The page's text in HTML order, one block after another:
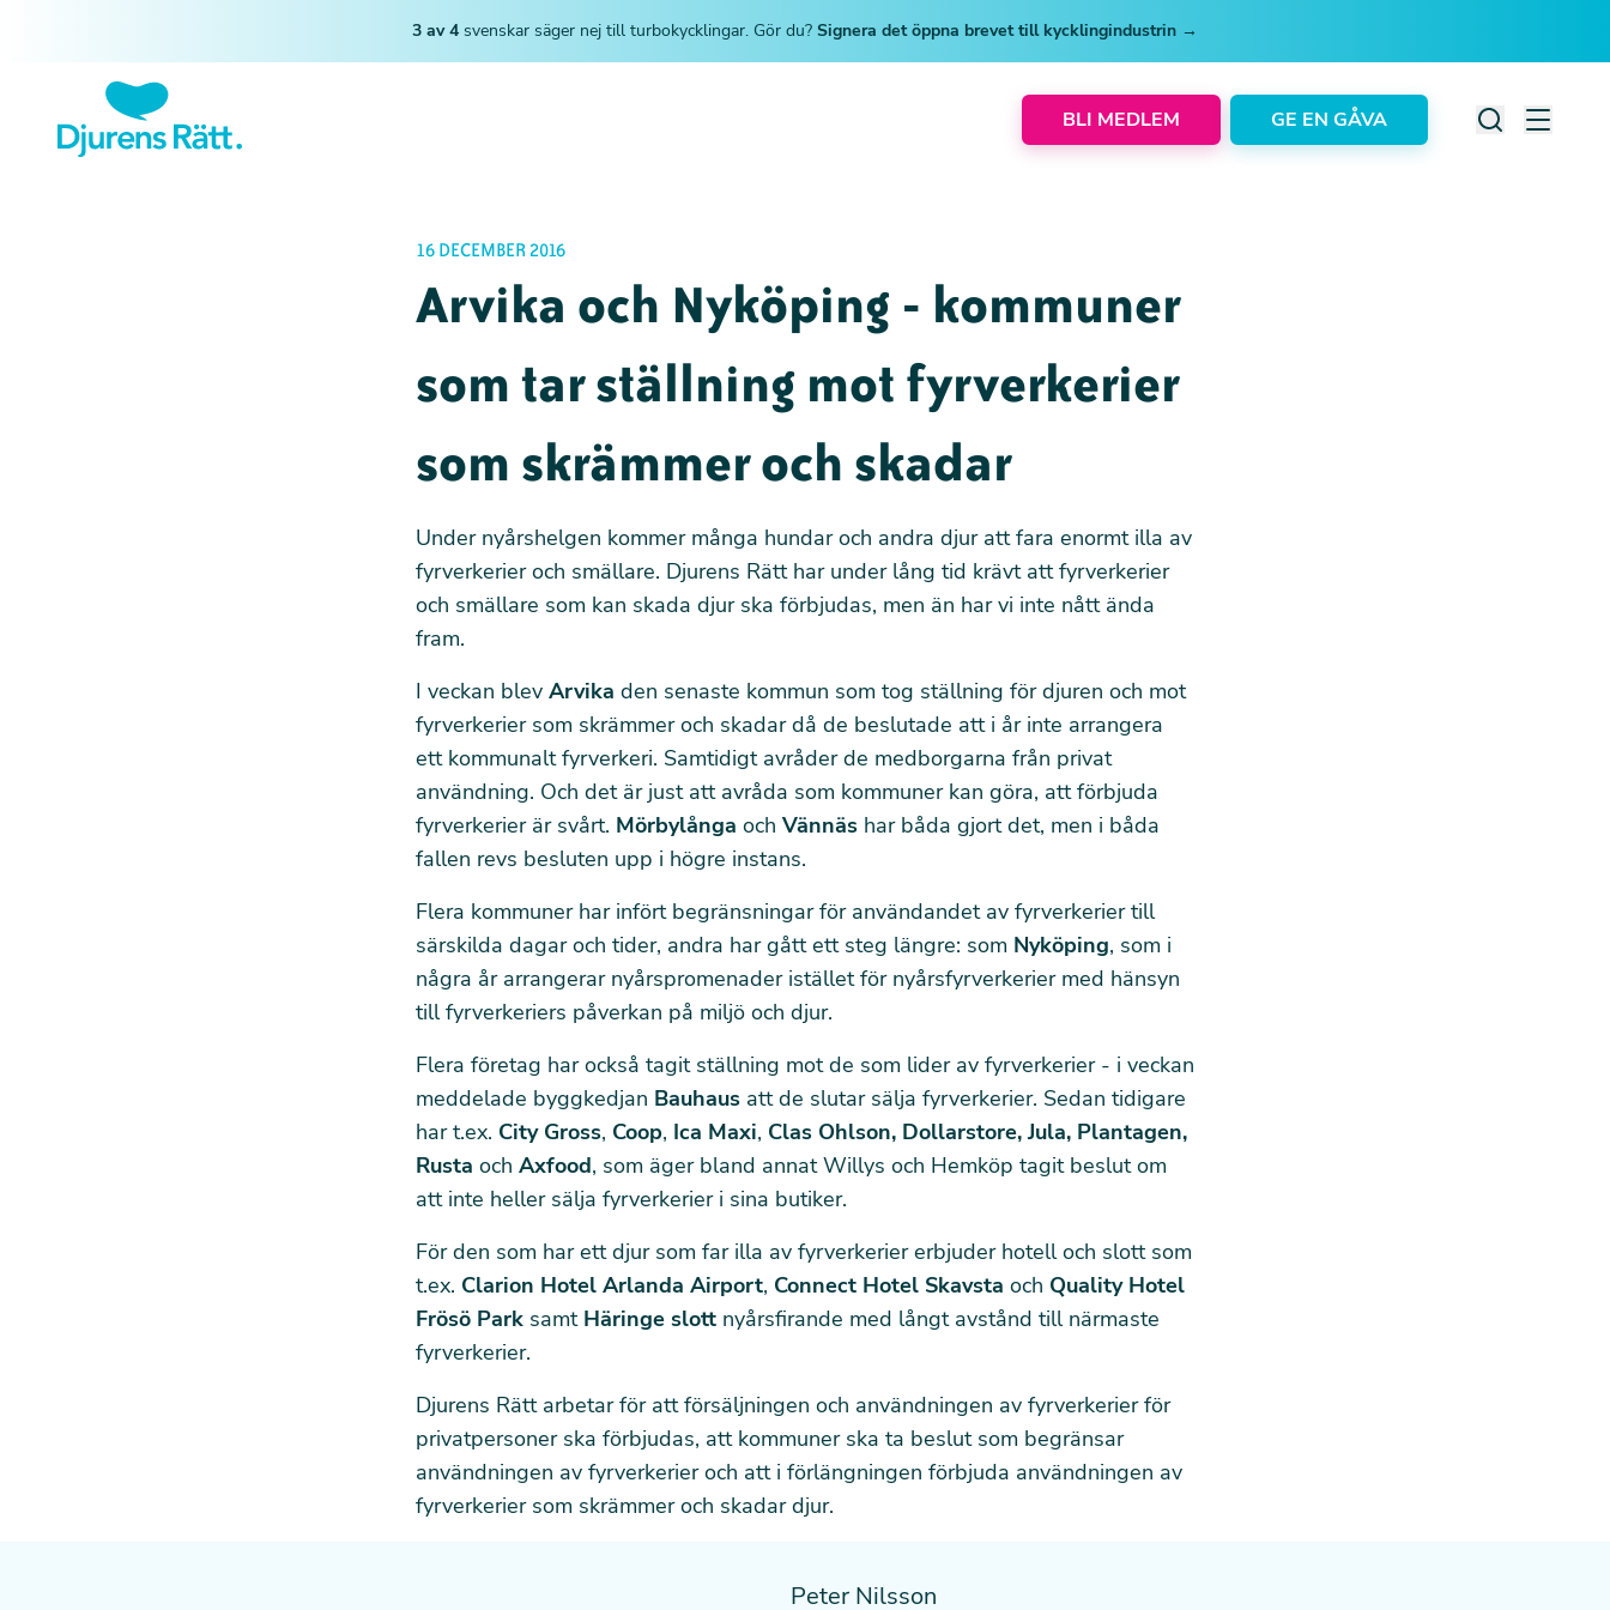
3 av 4 svenskar säger nej till turbokycklingar. Gör du? Signera det öppna brevet till kycklingindustrin →
BLI MEDLEM GE EN GÅVA
16 DECEMBER 2016
Arvika och Nyköping - kommuner
som tar ställning mot fyrverkerier
som skrämmer och skadar
Under nyårshelgen kommer många hundar och andra djur att fara enormt illa av
fyrverkerier och smällare. Djurens Rätt har under lång tid krävt att fyrverkerier
och smällare som kan skada djur ska förbjudas, men än har vi inte nått ända
fram.
I veckan blev Arvika den senaste kommun som tog ställning för djuren och mot
fyrverkerier som skrämmer och skadar då de beslutade att i år inte arrangera
ett kommunalt fyrverkeri. Samtidigt avråder de medborgarna från privat
användning. Och det är just att avråda som kommuner kan göra, att förbjuda
fyrverkerier är svårt. Mörbylånga och Vännäs har båda gjort det, men i båda
fallen revs besluten upp i högre instans.
Flera kommuner har infört begränsningar för användandet av fyrverkerier till
särskilda dagar och tider, andra har gått ett steg längre: som Nyköping, som i
några år arrangerar nyårspromenader istället för nyårsfyrverkerier med hänsyn
till fyrverkeriers påverkan på miljö och djur.
Flera företag har också tagit ställning mot de som lider av fyrverkerier - i veckan
meddelade byggkedjan Bauhaus att de slutar sälja fyrverkerier. Sedan tidigare
har t.ex. City Gross, Coop, Ica Maxi, Clas Ohlson, Dollarstore, Jula, Plantagen,
Rusta och Axfood, som äger bland annat Willys och Hemköp tagit beslut om
att inte heller sälja fyrverkerier i sina butiker.
För den som har ett djur som far illa av fyrverkerier erbjuder hotell och slott som
t.ex. Clarion Hotel Arlanda Airport, Connect Hotel Skavsta och Quality Hotel
Frösö Park samt Häringe slott nyårsfirande med långt avstånd till närmaste
fyrverkerier.
Djurens Rätt arbetar för att försäljningen och användningen av fyrverkerier för
privatpersoner ska förbjudas, att kommuner ska ta beslut som begränsar
användningen av fyrverkerier och att i förlängningen förbjuda användningen av
fyrverkerier som skrämmer och skadar djur.
Peter Nilsson